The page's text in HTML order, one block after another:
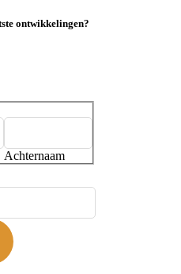
ontwikkelingen?
Achternaam